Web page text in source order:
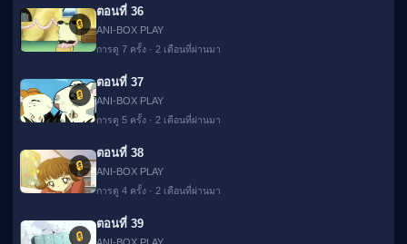
🔒
ตอนที่ 36
ANI-BOX PLAY
การดู 7 ครั้ง · 2 เดือนที่ผ่านมา
🔒
ตอนที่ 37
ANI-BOX PLAY
การดู 5 ครั้ง · 2 เดือนที่ผ่านมา
🔒
ตอนที่ 38
ANI-BOX PLAY
การดู 4 ครั้ง · 2 เดือนที่ผ่านมา
🔒
ตอนที่ 39